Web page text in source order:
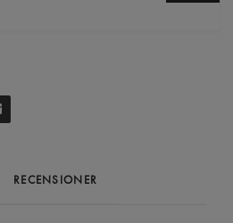
RECENSIONER